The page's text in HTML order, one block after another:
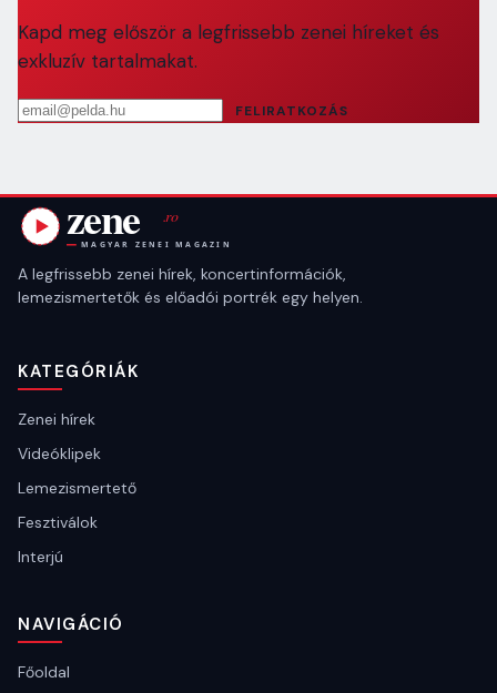
Kapd meg először a legfrissebb zenei híreket és
exkluzív tartalmakat.
Email cím
FELIRATKOZÁS
A legfrissebb zenei hírek, koncertinformációk,
lemezismertetők és előadói portrék egy helyen.
KATEGÓRIÁK
Zenei hírek
Videóklipek
Lemezismertető
Fesztiválok
Interjú
NAVIGÁCIÓ
Főoldal